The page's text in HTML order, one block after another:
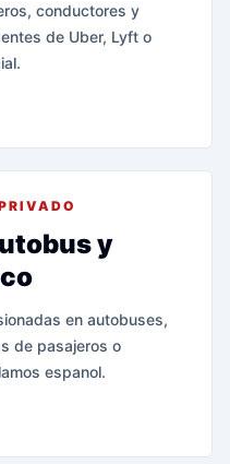
conductores y
de Uber, Lyft o
y
en autobuses,
de pasajeros o
espanol.